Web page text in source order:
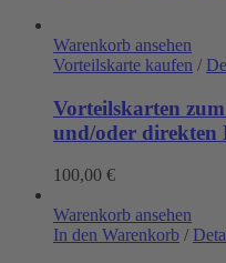
Warenkorb ansehen
Vorteilskarte kaufen /
Vorteilskarten
und/oder direkten
100,00 €
Warenkorb ansehen
In den Warenkorb /